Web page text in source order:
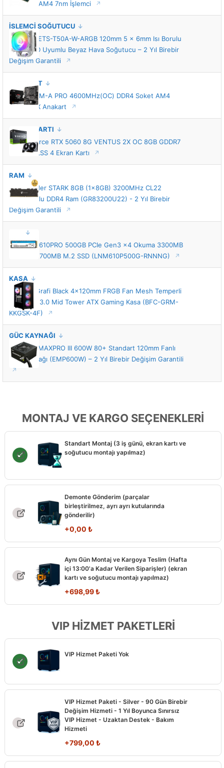
Önbellek AM4 7nm İşlemci
İŞLEMCİ SOĞUTUCU
Enermax ETS-T50A-W-ARGB 120mm 5 x 6mm Isı Borulu
Intel-AMD Uyumlu Beyaz Hava Soğutucu – 2 Yıl Birebir
Değişim Garantili
ANAKART
MSI A520M-A PRO 4600MHz(OC) DDR4 Soket AM4
M.2 mATX Anakart
EKRAN KARTI
MSI GeForce RTX 5060 8G VENTUS 2X OC 8GB GDDR7
128 Bit DLSS 4 Ekran Kartı
RAM
GameRaider STARK 8GB (1x8GB) 3200MHz CL22
Soğutuculu DDR4 Ram (GR83200U22) - 2 Yıl Birebir
Değişim Garantili
Lexar NM610PRO 500GB PCIe Gen3 x4 Okuma 3300MB
– Yazma 1700MB M.2 SSD (LNM610P500G-RNNNG)
KASA
BitFenix Grafi Black 4x120mm FRGB Fan Mesh Temperli
Cam USB 3.0 Mid Tower ATX Gaming Kasa (BFC-GRM-
KKGSK-4F)
GÜÇ KAYNAĞI
Enermax MAXPRO III 600W 80+ Standart 120mm Fanlı
Güç Kaynağı (EMP600W) – 2 Yıl Birebir Değişim Garantili
MONTAJ VE KARGO SEÇENEKLERİ
Standart Montaj (3 iş günü, ekran kartı ve
soğutucu montajı yapılmaz)
Demonte Gönderim (parçalar
birleştirilmez, ayrı ayrı kutularında
gönderilir)
+0,00 ₺
Aynı Gün Montaj ve Kargoya Teslim (Hafta
içi 13:00'a Kadar Verilen Siparişler) (ekran
kartı ve soğutucu montajı yapılmaz)
+698,99₺
VIP HİZMET PAKETLERİ
VIP Hizmet Paketi Yok
VIP Hizmet Paketi - Silver - 90 Gün Birebir
Değişim Hizmeti - 1 Yıl Boyunca Sınırsız
VIP Hizmet - Uzaktan Destek - Bakım
Hizmeti
+799,00 ₺